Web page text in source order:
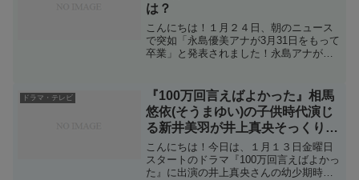
は？
こんにちは！１月２４日、朝のニュース
で突如「永島優美アナが3月31日をもって
卒業」と発表されました！永島アナが入
就任し、16年４月にはMCとなるエリート
街道を歩いてこられ...
ドラマ・テレビ
『100万回言えばよかった』相馬
悠依(そうまゆい)の子供時代演じ
る新井美羽が井上真央そっくり！
何歳？芸歴は？
こんにちは！今日は、１月１３日金曜日
スタートのドラマ『100万回言えばよかっ
た』に出演の井上真央さんの幼少期時代